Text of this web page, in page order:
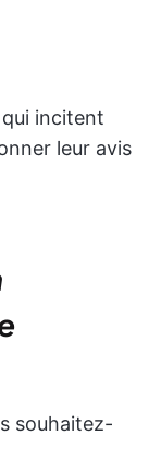
incitent
leur avis
souhaitez-